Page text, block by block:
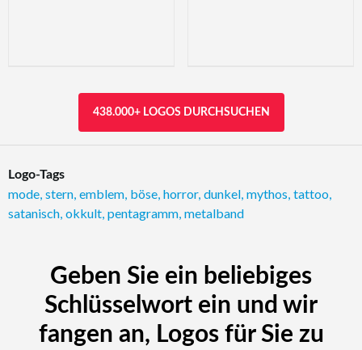
438.000+ LOGOS DURCHSUCHEN
Logo-Tags
mode stern emblem böse horror, dunkel mythos tattoo
satanisch okkult pentagramm metalband
Geben Sie ein beliebiges
Schlüsselwort ein und wir
fangen an, Logos für Sie zu